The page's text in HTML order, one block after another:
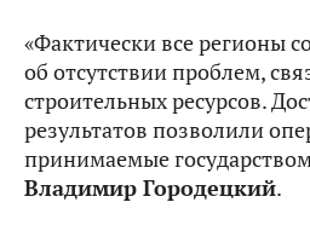
«Фактически все регионы
об отсутствии проблем,
строительных ресурсов.
результатов позволили
принимаемые
Владимир Городецкий.